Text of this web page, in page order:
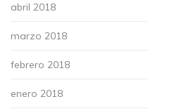
abril 2018
marzo 2018
febrero 2018
enero 2018